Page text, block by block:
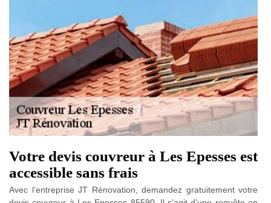
Votre devis couvreur à Les Epesses est
accessible sans frais
Avec l’entreprise JT Rénovation, demandez gratuitement votre